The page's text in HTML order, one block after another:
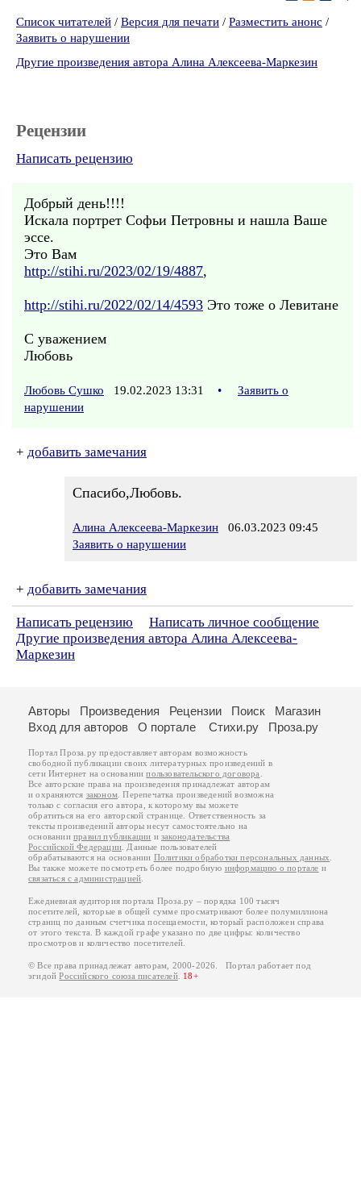
Список читателей / Версия для печати / Разместить анонс /
Заявить о нарушении
Другие произведения автора Алина Алексеева-Маркезин
Рецензии
Написать рецензию
Добрый день!!!!
Искала портрет Софьи Петровны и нашла Ваше
эссе.
Это Вам
http://stihi.ru/2023/02/19/4887,
http://stihi.ru/2022/02/14/4593 Это тоже о Левитане
С уважением
Любовь
Любовь Сушко 19.02.2023 13:31 •
Заявить о
нарушении
+ добавить замечания
Спасибо,Любовь.
Алина Алексеева-Маркезин 06.03.2023 09:45
Заявить о нарушении
+ добавить замечания
Написать рецензию
Написать личное сообщение
Другие произведения автора Алина Алексеева-
Маркезин
Авторы Произведения Рецензии Поиск
Магазин
Вход для авторов
О портале Стихи.ру Проза.ру
Портал Проза.ру предоставляет авторам возможность
свободной публикации своих литературных произведений в
сети Интернет на основаниипользовательского договора
Все авторские права на произведения принадлежат авторам
и охраняются законом . Перепечатка произведений возможна
только с согласия его автора, к которому вы можете
обратиться на его авторской странице. Ответственность за
тексты произведений авторы несут самостоятельно на
основанииправил публикации изаконодательства
Российской Федерации . Данные пользователей
обрабатываются на основании Политики обработки персональных данных
Вы также можете посмотреть более подробную информацию о портале и
связаться с администрацией
Ежедневная аудитория портала Проза.ру – порядка 100 тысяч
посетителей, которые в общей сумме просматривают более полумиллиона
страниц по данным счетчика посещаемости, который расположен справа
от этого текста. В каждой графе указано по две цифры: количество
просмотров и количество посетителей.
© Все права принадлежат авторам, 2000-2026. Портал работает под
эгидойРоссийского союза писателей. 18+